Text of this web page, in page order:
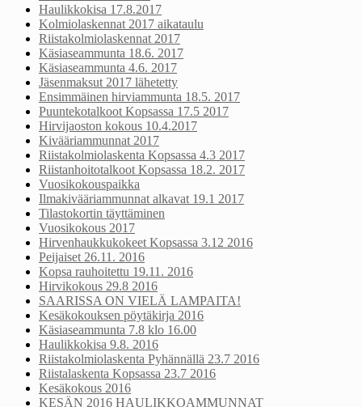
Haulikkokisa 17.8.2017
Kolmiolaskennat 2017 aikataulu
Riistakolmiolaskennat 2017
Käsiaseammunta 18.6. 2017
Käsiaseammunta 4.6. 2017
Jäsenmaksut 2017 lähetetty
Ensimmäinen hirviammunta 18.5. 2017
Puuntekotalkoot Kopsassa 17.5 2017
Hirvijaoston kokous 10.4.2017
Kivääriammunnat 2017
Riistakolmiolaskenta Kopsassa 4.3 2017
Riistanhoitotalkoot Kopsassa 18.2. 2017
Vuosikokouspaikka
Ilmakivääriammunnat alkavat 19.1 2017
Tilastokortin täyttäminen
Vuosikokous 2017
Hirvenhaukkukokeet Kopsassa 3.12 2016
Peijaiset 26.11. 2016
Kopsa rauhoitettu 19.11. 2016
Hirvikokous 29.8 2016
SAARISSA ON VIELÄ LAMPAITA!
Kesäkokouksen pöytäkirja 2016
Käsiaseammunta 7.8 klo 16.00
Haulikkokisa 9.8. 2016
Riistakolmiolaskenta Pyhännällä 23.7 2016
Riistalaskenta Kopsassa 23.7 2016
Kesäkokous 2016
KESÄN 2016 HAULIKKOAMMUNNAT